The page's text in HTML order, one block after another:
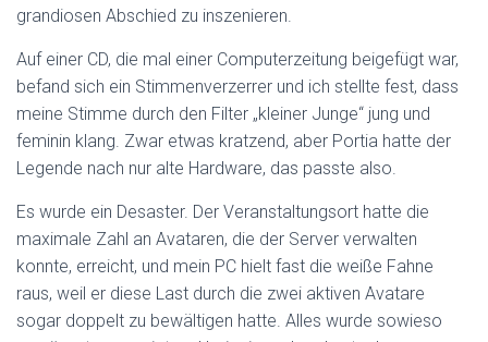
grandiosen Abschied zu inszenieren.
Auf einer CD, die mal einer Computerzeitung beigefügt war,
befand sich ein Stimmenverzerrer und ich stellte fest, dass
meine Stimme durch den Filter „kleiner Junge“ jung und
feminin klang. Zwar etwas kratzend, aber Portia hatte der
Legende nach nur alte Hardware, das passte also.
Es wurde ein Desaster. Der Veranstaltungsort hatte die
maximale Zahl an Avataren, die der Server verwalten
konnte, erreicht, und mein PC hielt fast die weiße Fahne
raus, weil er diese Last durch die zwei aktiven Avatare
sogar doppelt zu bewältigen hatte. Alles wurde sowieso